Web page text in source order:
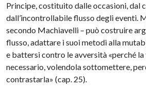
Principe, costituito dalle occasioni, dal
dall’incontrollabile flusso degli eventi.
secondo Machiavelli – può costruire
flusso, adattare i suoi metodi alla
e battersi contro le avversità «perché la
necessario, volendola sottomettere,
contrastarla» (cap. 25).